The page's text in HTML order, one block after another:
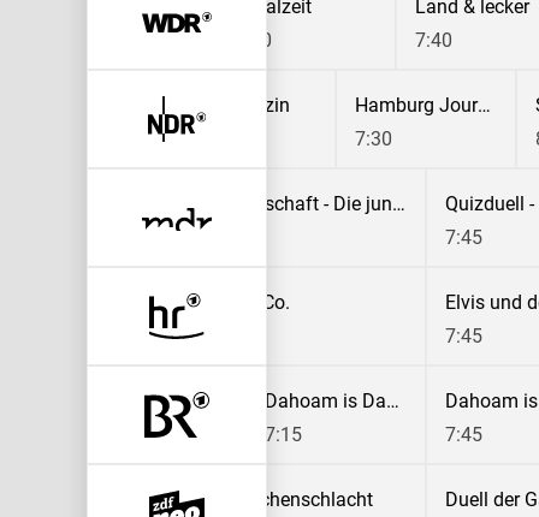
Lokalzeit
7:10
Land & lecker
7:40
Nordmagazin
7:00
Hamburg Journal
7:30
In aller Freundschaft - Die jungen Ärzte
6:55
Quizduell
7:45
Eisbär, Affe & Co.
6:55
Elvis und
7:45
Dahoam is Dahoam
7:15
7:45
Die Küchenschlacht
Duell der